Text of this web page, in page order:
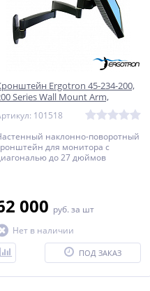
Ergotron 45-234-200,
Series Wall Mount Arm,
101518
наклонно-поворотный
для монитора с
до 27 дюймов
000 руб. за шт
Нет в наличии
ПОД ЗАКАЗ